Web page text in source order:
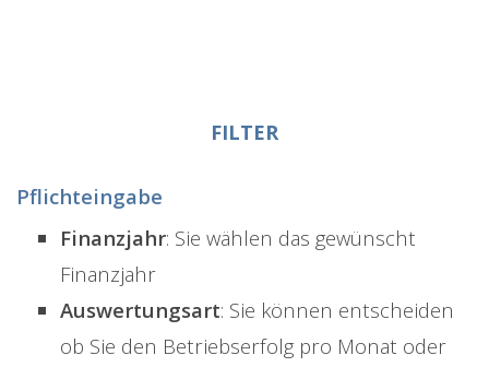
FILTER
Pflichteingabe
Finanzjahr: Sie wählen das gewünscht
Finanzjahr
Auswertungsart: Sie können entscheiden
ob Sie den Betriebserfolg pro Monat oder